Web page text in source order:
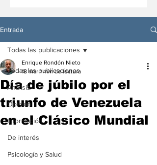
Entrada
Todas las publicaciones
Análisis
Opinión
Información
De interés
Psicología y Salud
Todas las publicaciones
Día de júbilo por el
triunfo de Venezuela
en el Clásico Mundial
Enrique Rondón Nieto
18 mar 1 min de lectura